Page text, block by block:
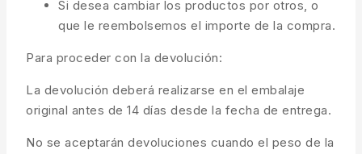
Si desea cambiar los productos por otros, o
que le reembolsemos el importe de la compra.
Para proceder con la devolución:
La devolución deberá realizarse en el embalaje
original antes de 14 días desde la fecha de entrega.
No se aceptarán devoluciones cuando el peso de la